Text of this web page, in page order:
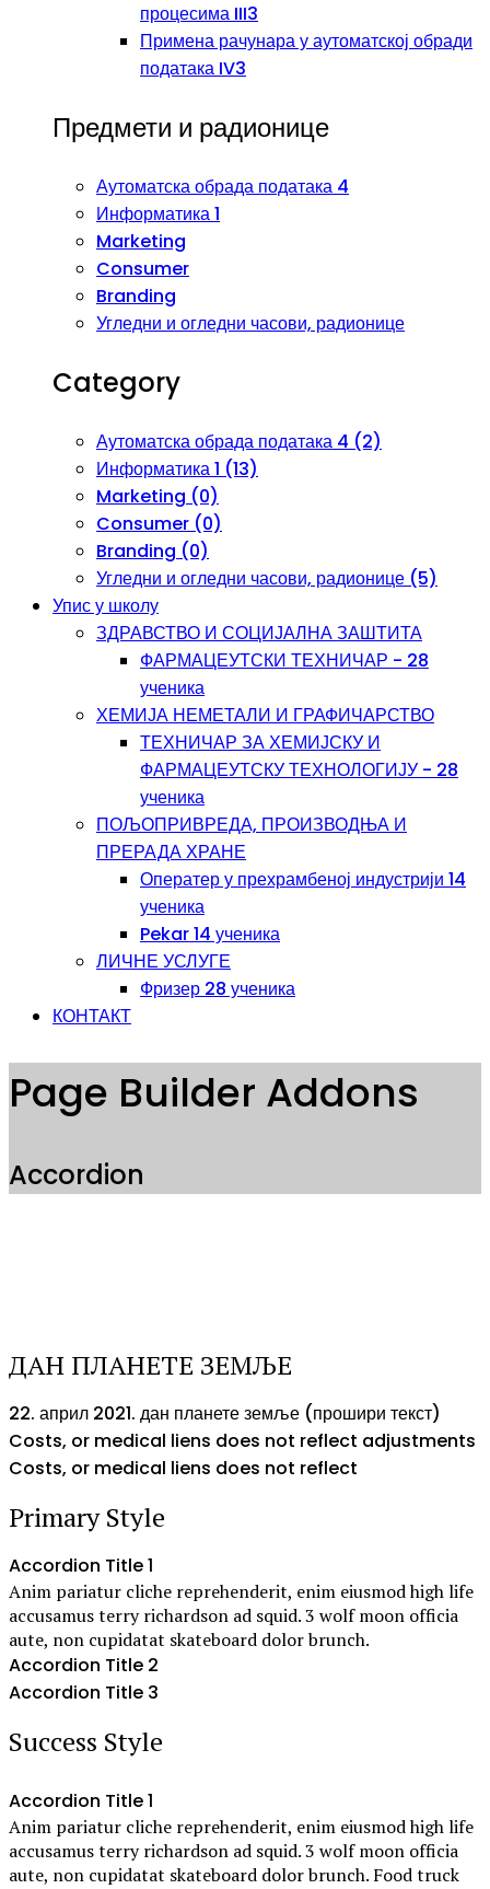
процесима III3
Примена рачунара у аутоматској обради
података IV3
Предмети и радионице
Аутоматска обрада података 4
Информатика 1
Marketing
Consumer
Branding
Угледни и огледни часови, радионице
Category
Аутоматска обрада података 4 (2)
Информатика 1 (13)
Marketing (0)
Consumer (0)
Branding (0)
Угледни и огледни часови, радионице (5)
Упис у школу
ЗДРАВСТВО И СОЦИЈАЛНА ЗАШТИТА
ФАРМАЦЕУТСКИ ТЕХНИЧАР - 28
ученика
ХЕМИЈА НЕМЕТАЛИ И ГРАФИЧАРСТВО
ТЕХНИЧАР ЗА ХЕМИЈСКУ И
ФАРМАЦЕУТСКУ ТЕХНОЛОГИЈУ - 28
ученика
ПОЉОПРИВРЕДА, ПРОИЗВОДЊА И
ПРЕРАДА ХРАНЕ
Оператер у прехрамбеној индустрији 14
ученика
Pekar 14 ученика
ЛИЧНЕ УСЛУГЕ
Фризер 28 ученика
КОНТАКТ
Page Builder Addons
Accordion
ДАН ПЛАНЕТЕ ЗЕМЉЕ
22. април 2021. дан планете земље (прошири текст)
Costs, or medical liens does not reflect adjustments
Costs, or medical liens does not reflect
Primary Style
Accordion Title 1
Anim pariatur cliche reprehenderit, enim eiusmod high life
accusamus terry richardson ad squid. 3 wolf moon officia
aute, non cupidatat skateboard dolor brunch.
Accordion Title 2
Accordion Title 3
Success Style
Accordion Title 1
Anim pariatur cliche reprehenderit, enim eiusmod high life
accusamus terry richardson ad squid. 3 wolf moon officia
aute, non cupidatat skateboard dolor brunch. Food truck